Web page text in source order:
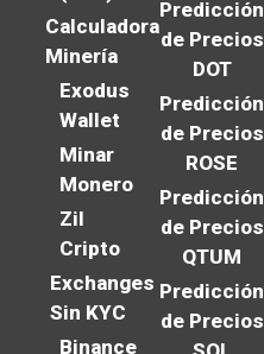
Calculadora
Minería
Exodus
Wallet
Minar
Monero
Zil
Cripto
Exchanges
Sin KYC
Binance
Predicción
de Precios
DOT
Predicción
de Precios
ROSE
Predicción
de Precios
QTUM
Predicción
de Precios